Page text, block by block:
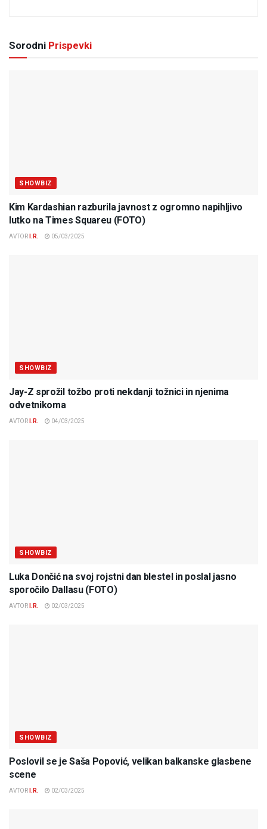
Sorodni Prispevki
SHOWBIZ
Kim Kardashian razburila javnost z ogromno napihljivo
lutko na Times Squareu (FOTO)
AVTOR I.R. 05/03/2025
SHOWBIZ
Jay-Z sprožil tožbo proti nekdanji tožnici in njenima
odvetnikoma
AVTOR I.R. 04/03/2025
SHOWBIZ
Luka Dončić na svoj rojstni dan blestel in poslal jasno
sporočilo Dallasu (FOTO)
AVTOR I.R. 02/03/2025
SHOWBIZ
Poslovil se je Saša Popović, velikan balkanske glasbene
scene
AVTOR I.R. 02/03/2025